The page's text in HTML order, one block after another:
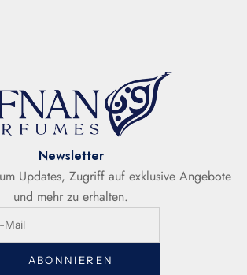
Newsletter
Updates, Zugriff auf exklusive Angebote
und mehr zu erhalten.
ABONNIEREN